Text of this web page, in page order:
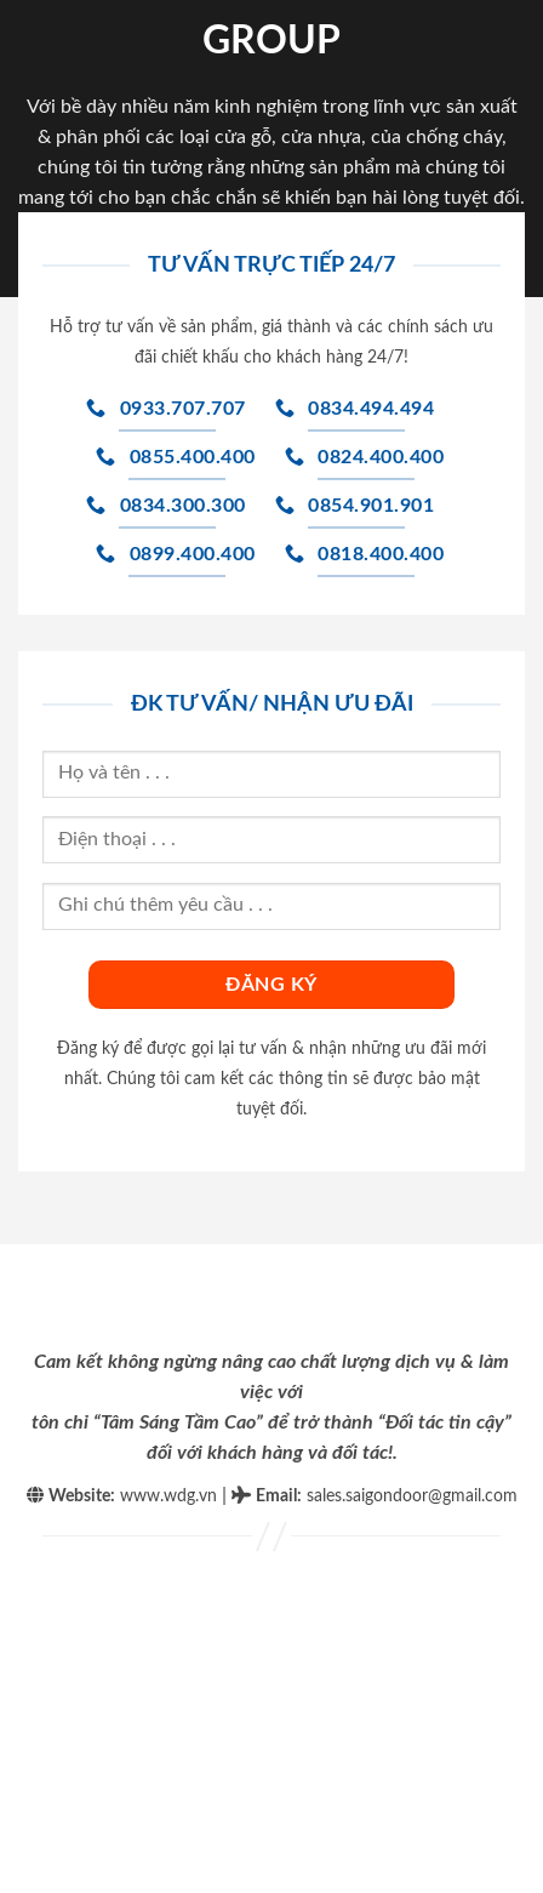
GROUP
Với bề dày nhiều năm kinh nghiệm trong lĩnh vực sản xuất
& phân phối các loại cửa gỗ, cửa nhựa, của chống cháy,
chúng tôi tin tưởng rằng những sản phẩm mà chúng tôi
mang tới cho bạn chắc chắn sẽ khiến bạn hài lòng tuyệt đối.
TƯ VẤN TRỰC TIẾP 24/7
Hỗ trợ tư vấn về sản phẩm, giá thành và các chính sách ưu
đãi chiết khấu cho khách hàng 24/7!
0933.707.707 0834.494.494
0855.400.400 0824.400.400
0834.300.300 0854.901.901
0899.400.400 0818.400.400
ĐK TƯ VẤN/ NHẬN ƯU ĐÃI
Đăng ký để được gọi lại tư vấn & nhận những ưu đãi mới
nhất. Chúng tôi cam kết các thông tin sẽ được bảo mật
tuyệt đối.
Cam kết không ngừng nâng cao chất lượng dịch vụ & làm
việc với
tôn chỉ “Tâm Sáng Tầm Cao” để trở thành “Đối tác tin cậy”
đối với khách hàng và đối tác!.
Website: www.wdg.vn Email : sales.saigondoor@gmail.com